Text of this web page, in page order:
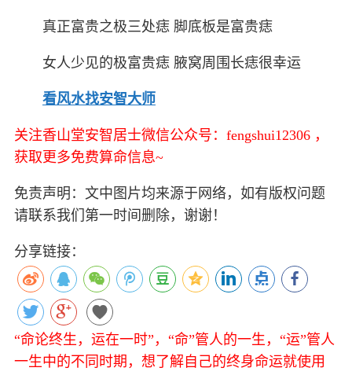
真正富贵之极三处痣 脚底板是富贵痣
女人少见的极富贵痣 腋窝周围长痣很幸运
看风水找安智大师
关注香山堂安智居士微信公众号：fengshui12306 ，
获取更多免费算命信息~
免责声明：文中图片均来源于网络，如有版权问题
请联系我们第一时间删除，谢谢！
分享链接：
“命论终生，运在一时”，“命”管人的一生，“运”管人
一生中的不同时期，想了解自己的终身命运就使用